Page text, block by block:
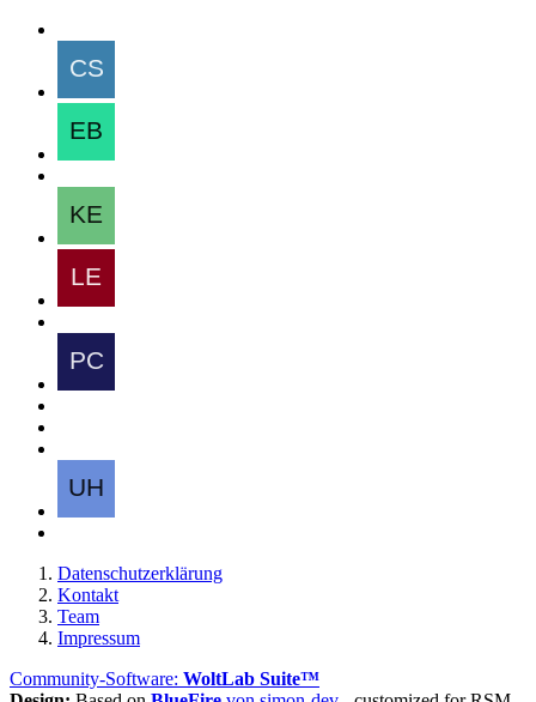
Datenschutzerklärung
Kontakt
Team
Impressum
Community-Software: WoltLab Suite™